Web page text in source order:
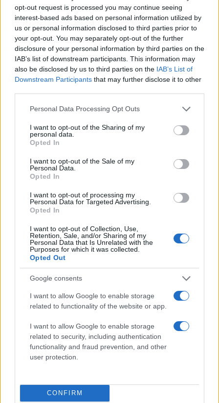
opt-out request is processed you may continue seeing
interest-based ads based on personal information utilized by
us or personal information disclosed to third parties prior to
your opt-out. You may separately opt-out of the further
disclosure of your personal information by third parties on the
IAB’s list of downstream participants. This information may
also be disclosed by us to third parties on the IAB’s List of
Downstream Participants that may further disclose it to other
Please note that this website/app uses one or more Google
not limited to your visit or usage behaviour. You may click to
grant or deny consent to Google and its third-party tags to
use your data for below specified purposes in below Google
consent section.
Personal Data Processing Opt Outs
I want to opt-out of the Sharing of my
personal data.
Opted In
I want to opt-out of the Sale of my
Personal Data.
Opted In
I want to opt-out of processing my
Personal Data for Targeted Advertising.
Opted In
I want to opt-out of Collection, Use,
Retention, Sale, and/or Sharing of my
Personal Data that Is Unrelated with the
Purposes for which it was collected.
Opted Out
Google consents
I want to allow Google to enable storage
related to functionality of the website or app.
I want to allow Google to enable storage
related to security, including authentication
functionality and fraud prevention, and other
user protection.
CONFIRM
Chciała sama, ale wyszedł
trójkąt
Wyjątkowy salon masażu
24 czerwca 2025
05 czerwca 2025 29 maja 2025
Spotkanie przy windzie Koniec męczącego dnia
Szybka pożyczka bez odsetek
20 kwietnia 2025
Przyrodnia siostra
17 kwietnia 2025